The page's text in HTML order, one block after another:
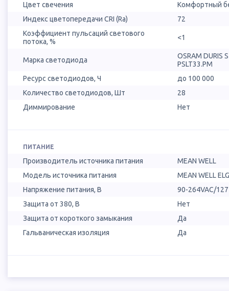
Цвет свечения
Комфортный
Индекс цветопередачи CRI (Ra)
72
Коэффициент пульсаций светового
потока, %
<1
Марка светодиода
OSRAM DURIS
PSLT33.PM
Ресурс светодиодов, Ч
до 100 000
Количество светодиодов, Шт
28
Диммирование
Нет
ПИТАНИЕ
Производитель источника питания
MEAN WELL
Модель источника питания
MEAN WELL
Напряжение питания, В
90-264VAC/
Защита от 380, В
Нет
Защита от короткого замыкания
Да
Гальваническая изоляция
Да